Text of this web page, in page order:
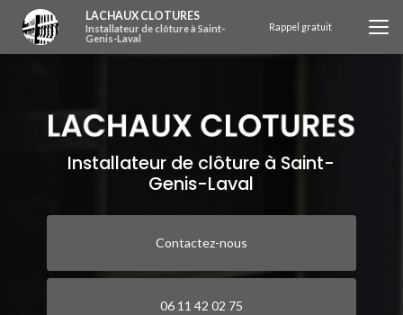
contenu
principal
LACHAUX CLOTURES
Installateur de clôture à Saint-
Genis-Laval
Rappel gratuit
Installateur de clôture à Saint-
Genis-Laval
Contactez-nous
06 11 42 02 75